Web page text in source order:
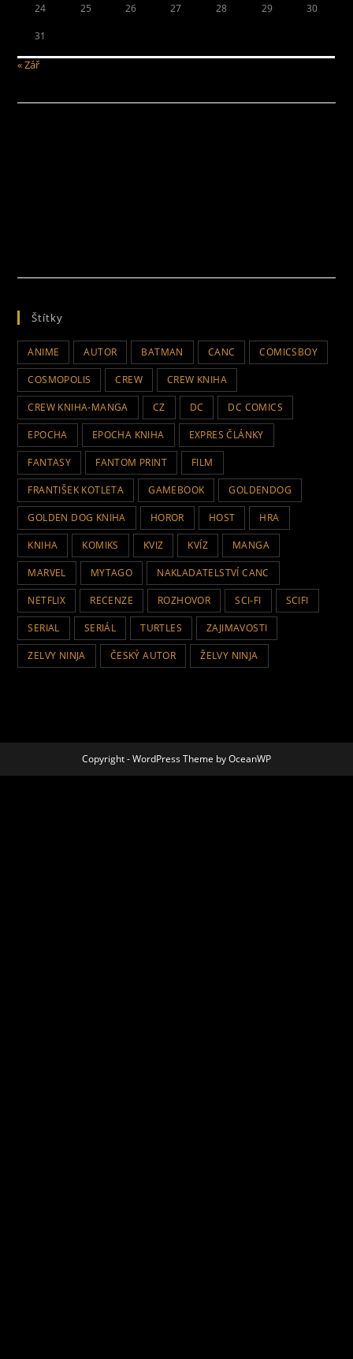
24 25 26 27 28 29 30
31
« Zář
Štítky
ANIME AUTOR BATMAN CANC COMICSBOY
COSMOPOLIS CREW CREW KNIHA
CREW KNIHA-MANGA CZ DC DC COMICS
EPOCHA EPOCHA KNIHA EXPRES ČLÁNKY
FANTASY FANTOM PRINT FILM
FRANTIŠEK KOTLETA GAMEBOOK GOLDENDOG
GOLDEN DOG KNIHA HOROR HOST HRA
KNIHA KOMIKS KVIZ KVÍZ MANGA
MARVEL MYTAGO NAKLADATELSTVÍ CANC
NETFLIX RECENZE ROZHOVOR SCI-FI SCIFI
SERIAL SERIÁL TURTLES ZAJIMAVOSTI
ZELVY NINJA ČESKÝ AUTOR ŽELVY NINJA
Copyright - WordPress Theme by OceanWP